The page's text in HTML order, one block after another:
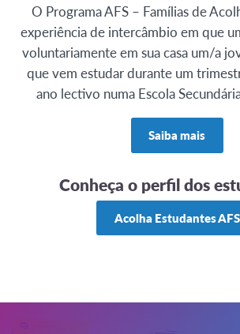
O Programa AFS – Famílias de
experiência de intercâmbio em que
voluntariamente em sua casa um/a
que vem estudar durante um
ano lectivo numa Escola
Saiba mais
Conheça o perfil dos
Acolha Estudantes AFS